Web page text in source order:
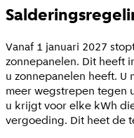
Vanaf 1 januari 2027
zonnepanelen. Dit heeft
u zonnepanelen heeft.
meer wegstrepen tegen
u krijgt voor elke kWh
vergoeding. Dit heet de